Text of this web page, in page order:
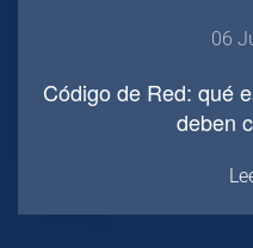
06
Código de Red: qué
deben